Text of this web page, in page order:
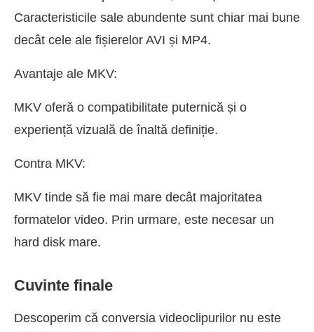
Caracteristicile sale abundente sunt chiar mai bune
decât cele ale fișierelor AVI și MP4.
Avantaje ale MKV:
MKV oferă o compatibilitate puternică și o
experiență vizuală de înaltă definiție.
Contra MKV:
MKV tinde să fie mai mare decât majoritatea
formatelor video. Prin urmare, este necesar un
hard disk mare.
Cuvinte finale
Descoperim că conversia videoclipurilor nu este